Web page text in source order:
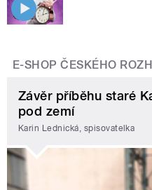
E-SHOP ČESKÉHO
Závěr příběhu staré
pod zemí
Karin Lednická, spisovatelka